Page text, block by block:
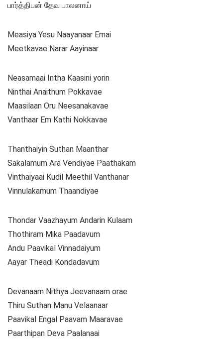
பார்த்திபன் தேவ பாலனாய்
Measiya Yesu Naayanaar Emai
Meetkavae Narar Aayinaar
Neasamaai Intha Kaasini yorin
Ninthai Anaithum Pokkavae
Maasilaan Oru Neesanakavae
Vanthaar Em Kathi Nokkavae
Thanthaiyin Suthan Maanthar
Sakalamum Ara Vendiyae Paathakam
Vinthaiyaai Kudil Meethil Vanthanar
Vinnulakamum Thaandiyae
Thondar Vaazhayum Andarin Kulaam
Thothiram Mika Paadavum
Andu Paavikal Vinnadaiyum
Aayar Theadi Kondadavum
Devanaam Nithya Jeevanaam orae
Thiru Suthan Manu Velaanaar
Paavikal Engal Paavam Maaravae
Paarthipan Deva Paalanaai